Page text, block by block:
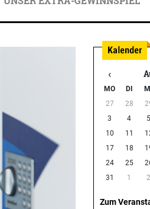
‹
MO DI MI
27
28
3
4 5
10
11
17
18
24
25
31
1 2
Zum